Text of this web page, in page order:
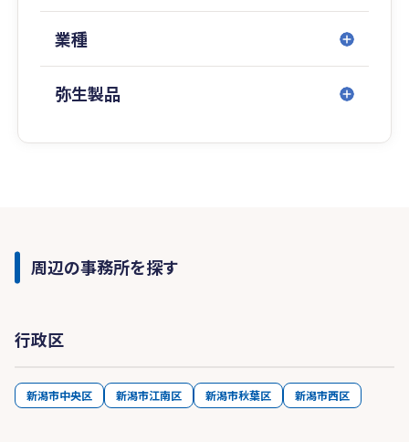
業種
弥生製品
周辺の事務所を探す
行政区
新潟市中央区 新潟市江南区 新潟市秋葉区 新潟市西区